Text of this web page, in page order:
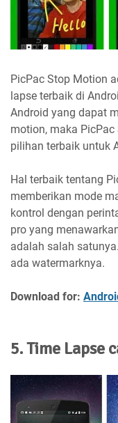
PicPac Stop Motion
lapse terbaik di
Android yang dapat
motion, maka
pilihan terbaik untuk
Hal terbaik tentang
memberikan mode
kontrol dengan
pro yang
adalah salah
ada watermarknya.
Download for:
5. Time Lapse